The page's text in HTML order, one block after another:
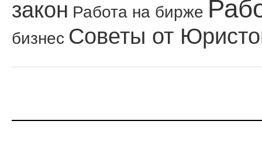
закон Работа на бирже
бизнес Советы от